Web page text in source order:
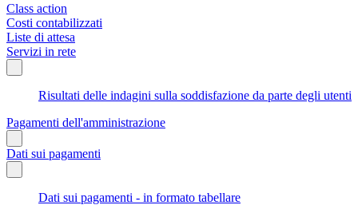
Class action
Costi contabilizzati
Liste di attesa
Servizi in rete
Risultati delle indagini sulla soddisfazione da parte degli utenti
Pagamenti dell'amministrazione
Dati sui pagamenti
Dati sui pagamenti - in formato tabellare